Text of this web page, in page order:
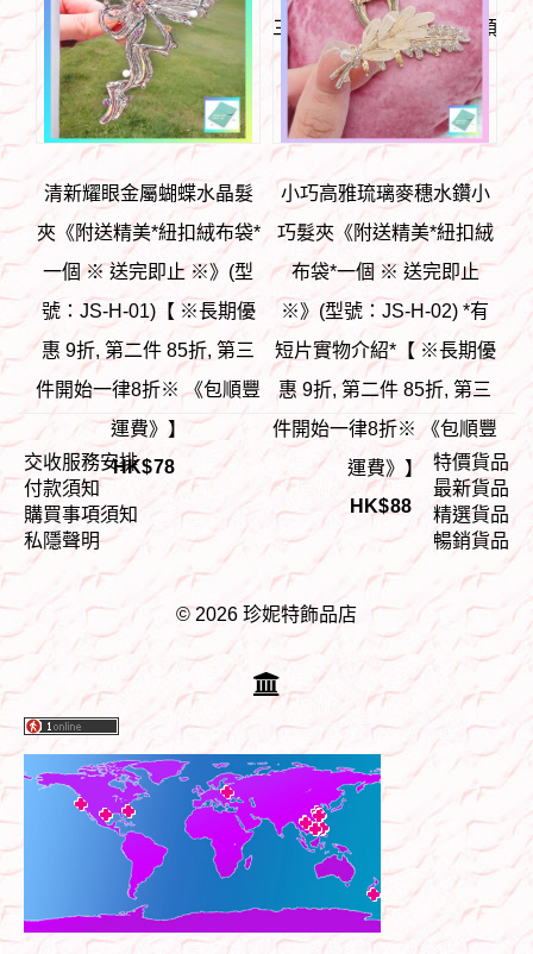
始一律8折※ 《包順豐運
費》】
HK$98
三件開始一律8折※ 《包順
豐運費》】
HK$88
清新耀眼金屬蝴蝶水晶髮
夾《附送精美*紐扣絨布袋*
一個 ※ 送完即止 ※》(型
號：JS-H-01)【 ※長期優
惠 9折, 第二件 85折, 第三
件開始一律8折※ 《包順豐
運費》】
HK$78
小巧高雅琉璃麥穗水鑽小
巧髮夾《附送精美*紐扣絨
布袋*一個 ※ 送完即止
※》(型號：JS-H-02) *有
短片實物介紹*【 ※長期優
惠 9折, 第二件 85折, 第三
件開始一律8折※ 《包順豐
運費》】
HK$88
交收服務安排
付款須知
購買事項須知
私隱聲明
特價貨品
最新貨品
精選貨品
暢銷貨品
© 2026 珍妮特飾品店